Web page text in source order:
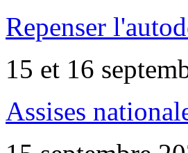
Repenser
15 et 16
Assises